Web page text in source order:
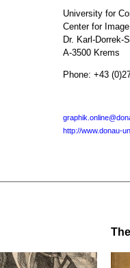
University for
Center for
Dr. Karl-Dorrek-
A-3500 Krems
Phone: +43
http://www.donau-